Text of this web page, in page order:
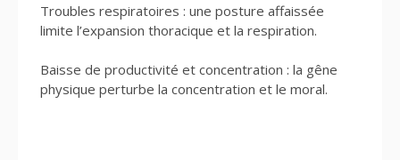
Troubles respiratoires : une posture affaissée
limite l’expansion thoracique et la respiration.
Baisse de productivité et concentration : la gêne
physique perturbe la concentration et le moral.